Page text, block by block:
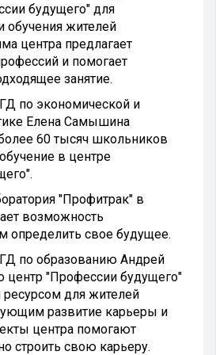
будущего" для
обучения жителей
центра предлагает
и помогает
занятие.
по экономической и
Елена Самышина
60 тысяч школьников
в центре
"Профитрак" в
возможность
определить свое будущее.
по образованию Андрей
центр "Профессии будущего"
для жителей
развитие карьеры и
центра помогают
строить свою карьеру.